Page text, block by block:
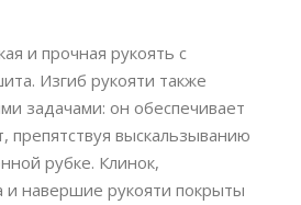
и прочная рукоять с
Изгиб рукояти также
задачами: он обеспечивает
препятствуя выскальзыванию
рубке. Клинок,
и навершие рукояти покрыты